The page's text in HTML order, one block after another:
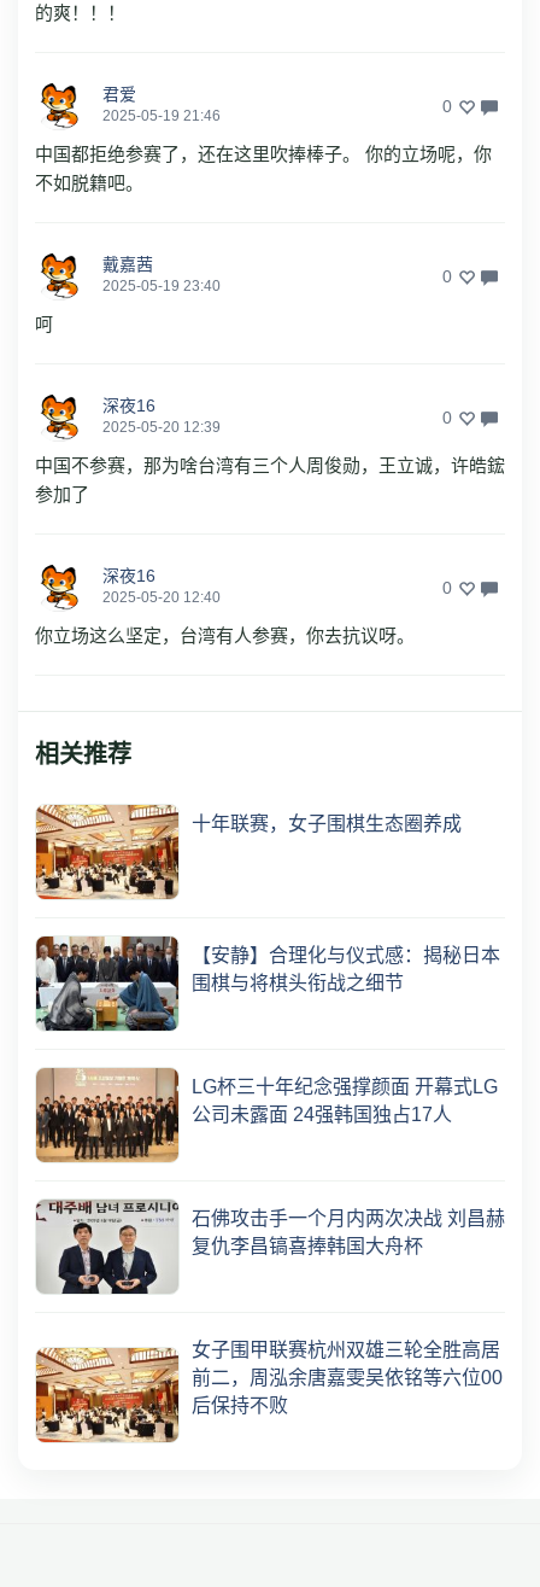
的爽！！！
君爱
2025-05-19 21:46 0
中国都拒绝参赛了，还在这里吹捧棒子。 你的立场呢，你
不如脱籍吧。
戴嘉茜
2025-05-19 23:40 0
呵
深夜16
2025-05-20 12:39 0
中国不参赛，那为啥台湾有三个人周俊勋，王立诚，许皓鋐
参加了
深夜16
2025-05-20 12:40 0
你立场这么坚定，台湾有人参赛，你去抗议呀。
相关推荐
十年联赛，女子围棋生态圈养成
【安静】合理化与仪式感：揭秘日本
围棋与将棋头衔战之细节
LG杯三十年纪念强撑颜面 开幕式LG
公司未露面 24强韩国独占17人
石佛攻击手一个月内两次决战 刘昌赫
复仇李昌镐喜捧韩国大舟杯
女子围甲联赛杭州双雄三轮全胜高居
前二，周泓余唐嘉雯吴依铭等六位00
后保持不败